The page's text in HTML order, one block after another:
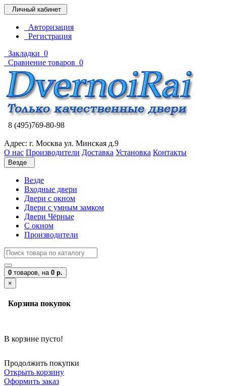
Личный кабинет
Авторизация
Регистрация
Закладки 0
Сравнение товаров 0
8 (495)769-80-98
Адрес: г. Москва ул. Минская д.9
О нас Производители Доставка Установка Контакты
Везде
Везде
Входные двери
Двери с окном
Двери с умным замком
Двери Чёрные
C окном
Производители
0 товаров, на 0 р.
×
Корзина покупок
В корзине пусто!
Продолжить покупки
Открыть корзину
Оформить заказ